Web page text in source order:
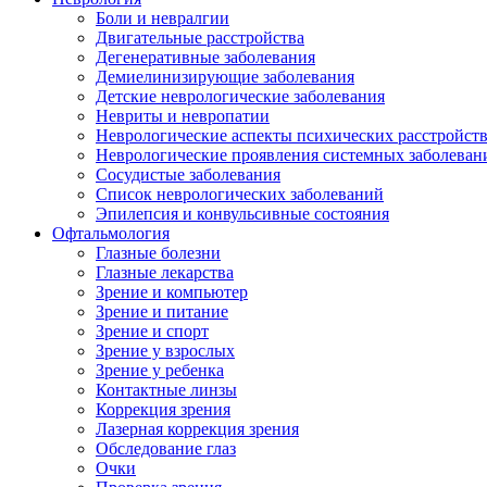
Боли и невралгии
Двигательные расстройства
Дегенеративные заболевания
Демиелинизирующие заболевания
Детские неврологические заболевания
Невриты и невропатии
Неврологические аспекты психических расстройств
Неврологические проявления системных
Сосудистые заболевания
Список неврологических заболеваний
Эпилепсия и конвульсивные состояния
Офтальмология
Глазные болезни
Глазные лекарства
Зрение и компьютер
Зрение и питание
Зрение и спорт
Зрение у взрослых
Зрение у ребенка
Контактные линзы
Коррекция зрения
Лазерная коррекция зрения
Обследование глаз
Очки